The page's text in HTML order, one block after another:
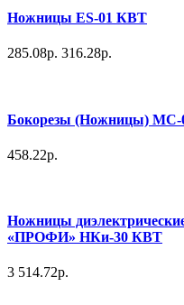
Ножницы ES-01 КВТ
285.08р. 316.28р.
Бокорезы (Ножницы) МС-
458.22р.
Ножницы
«ПРОФИ» НКи-30 КВТ
3 514.72р.